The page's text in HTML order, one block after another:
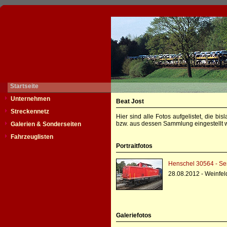
Startseite
Unternehmen
Streckennetz
Galerien & Sonderseiten
Fahrzeuglisten
Beat Jost
Hier sind alle Fotos aufgelistet, die
bzw. aus dessen Sammlung eingestellt
Portraitfotos
Henschel 30564 -
28.08.2012 -
Galeriefotos